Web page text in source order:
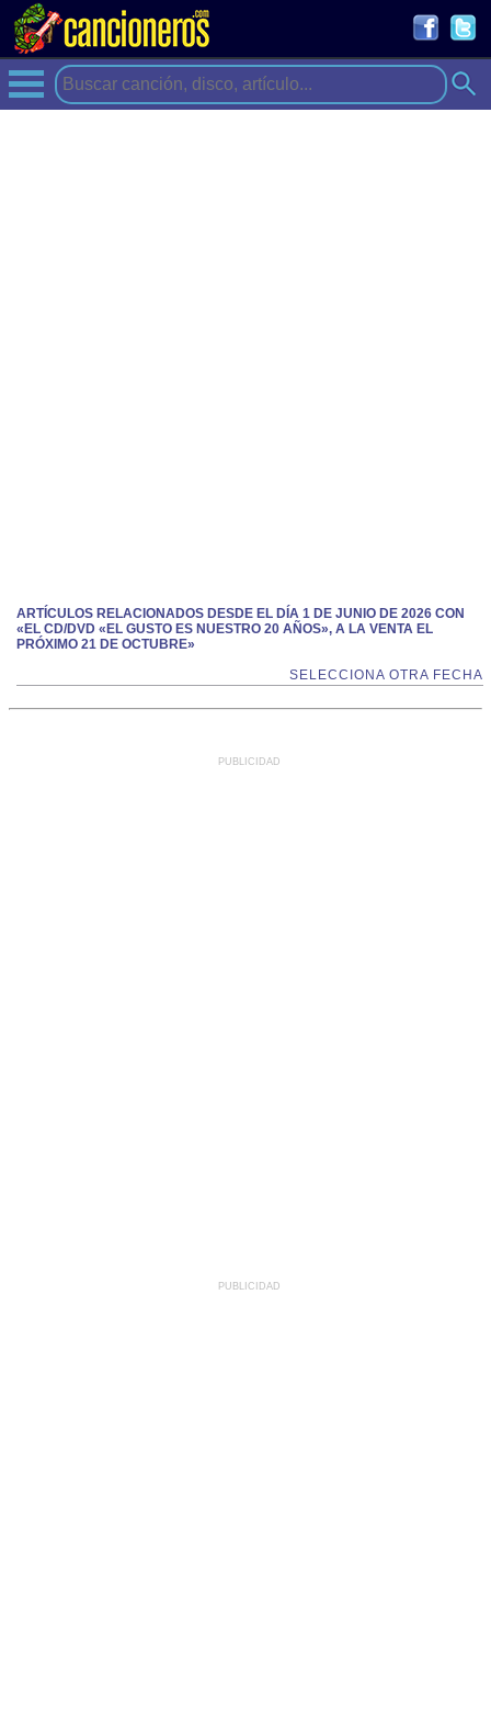
ARTÍCULOS RELACIONADOS DESDE EL DÍA 1 DE JUNIO DE 2026 CON
«EL CD/DVD «EL GUSTO ES NUESTRO 20 AÑOS», A LA VENTA EL
PRÓXIMO 21 DE OCTUBRE»
SELECCIONA OTRA FECHA
PUBLICIDAD
PUBLICIDAD